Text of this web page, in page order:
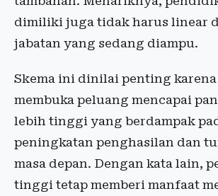
dimiliki juga tidak harus linear
jabatan yang sedang diampu.
Skema ini dinilai penting
membuka peluang mencapai
lebih tinggi yang berdampak
peningkatan penghasilan dan
masa depan. Dengan kata lain,
tinggi tetap memberi manfaat